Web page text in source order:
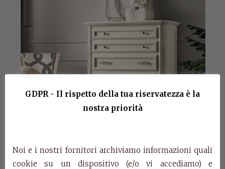
GDPR - Il rispetto della tua riservatezza è la
nostra priorità
Noi e i nostri fornitori archiviamo informazioni quali
cookie su un dispositivo (e/o vi accediamo) e